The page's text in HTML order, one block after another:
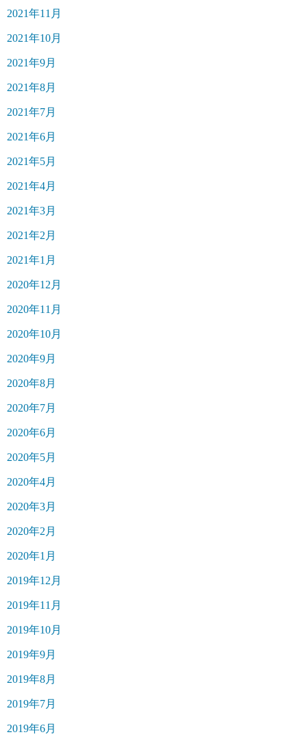
2021年11月
2021年10月
2021年9月
2021年8月
2021年7月
2021年6月
2021年5月
2021年4月
2021年3月
2021年2月
2021年1月
2020年12月
2020年11月
2020年10月
2020年9月
2020年8月
2020年7月
2020年6月
2020年5月
2020年4月
2020年3月
2020年2月
2020年1月
2019年12月
2019年11月
2019年10月
2019年9月
2019年8月
2019年7月
2019年6月